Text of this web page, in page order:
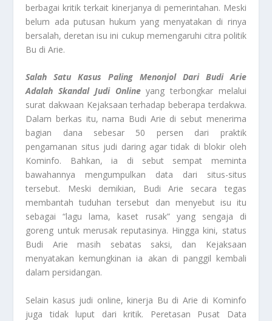
berbagai kritik terkait kinerjanya di pemerintahan. Meski
belum ada putusan hukum yang menyatakan di rinya
bersalah, deretan isu ini cukup memengaruhi citra politik
Bu di Arie.
Salah Satu Kasus Paling Menonjol Dari Budi Arie
Adalah Skandal Judi Onlineyang terbongkar melalui
surat dakwaan Kejaksaan terhadap beberapa terdakwa.
Dalam berkas itu, nama Budi Arie di sebut menerima
bagian dana sebesar 50 persen dari praktik
pengamanan situs judi daring agar tidak di blokir oleh
Kominfo. Bahkan, ia di sebut sempat meminta
bawahannya mengumpulkan data dari situs-situs
tersebut. Meski demikian, Budi Arie secara tegas
membantah tuduhan tersebut dan menyebut isu itu
sebagai “lagu lama, kaset rusak” yang sengaja di
goreng untuk merusak reputasinya. Hingga kini, status
Budi Arie masih sebatas saksi, dan Kejaksaan
menyatakan kemungkinan ia akan di panggil kembali
dalam persidangan.
Selain kasus judi online, kinerja Bu di Arie di Kominfo
juga tidak luput dari kritik. Peretasan Pusat Data